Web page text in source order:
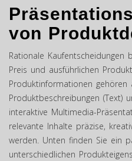
von
Rationale
Preis und ausführlichen
Produktinformationen gehören
Produktbeschreibungen (Text)
interaktive Multimedia-
relevante Inhalte präzise,
werden. Unten finden Sie ein
unterschiedlichen